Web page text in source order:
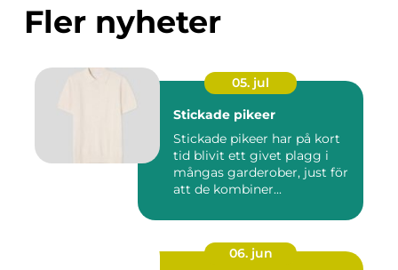
Fler nyheter
05. jul
Stickade pikeer
Stickade pikeer har på kort
tid blivit ett givet plagg i
mångas garderober, just för
att de kombiner...
06. jun